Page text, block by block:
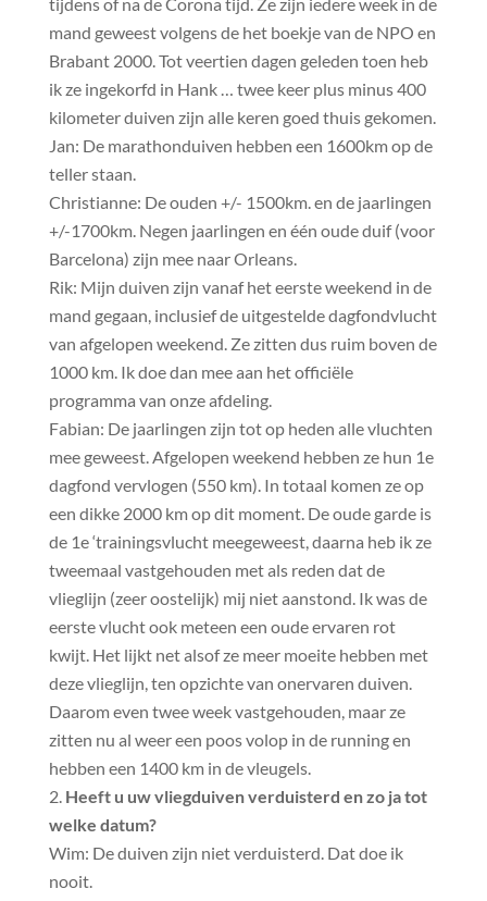
mand geweest volgens de het boekje van de NPO en
Brabant 2000. Tot veertien dagen geleden toen heb
ik ze ingekorfd in Hank … twee keer plus minus 400
kilometer duiven zijn alle keren goed thuis gekomen.
Jan: De marathonduiven hebben een 1600km op de
teller staan.
Christianne: De ouden +/- 1500km. en de jaarlingen
+/-1700km. Negen jaarlingen en één oude duif (voor
Barcelona) zijn mee naar Orleans.
Rik: Mijn duiven zijn vanaf het eerste weekend in de
mand gegaan, inclusief de uitgestelde dagfondvlucht
van afgelopen weekend. Ze zitten dus ruim boven de
1000 km. Ik doe dan mee aan het officiële
programma van onze afdeling.
Fabian: De jaarlingen zijn tot op heden alle vluchten
mee geweest. Afgelopen weekend hebben ze hun 1e
dagfond vervlogen (550 km). In totaal komen ze op
een dikke 2000 km op dit moment. De oude garde is
de 1e ‘trainingsvlucht meegeweest, daarna heb ik ze
tweemaal vastgehouden met als reden dat de
vlieglijn (zeer oostelijk) mij niet aanstond. Ik was de
eerste vlucht ook meteen een oude ervaren rot
kwijt. Het lijkt net alsof ze meer moeite hebben met
deze vlieglijn, ten opzichte van onervaren duiven.
Daarom even twee week vastgehouden, maar ze
zitten nu al weer een poos volop in de running en
hebben een 1400 km in de vleugels.
Heeft u uw vliegduiven verduisterd en zo ja tot
welke datum?
Wim: De duiven zijn niet verduisterd. Dat doe ik
nooit.